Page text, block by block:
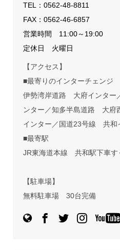
TEL： 0562-48-8811
FAX：0562-46-6857
営業時間 11:00～19:00
定休日 火曜日
【アクセス】
■最寄りのインターチェンジ
伊勢湾岸道路 大府インター
ンター／知多半島道路 大
インター／国道23号線 共和
■最寄駅
JR東海道本線 共和駅下車す
【駐車場】
無料駐車場 30台完備